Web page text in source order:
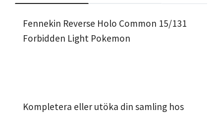
Fennekin Reverse Holo Common 15/131
Forbidden Light Pokemon
Kompletera eller utöka din samling hos